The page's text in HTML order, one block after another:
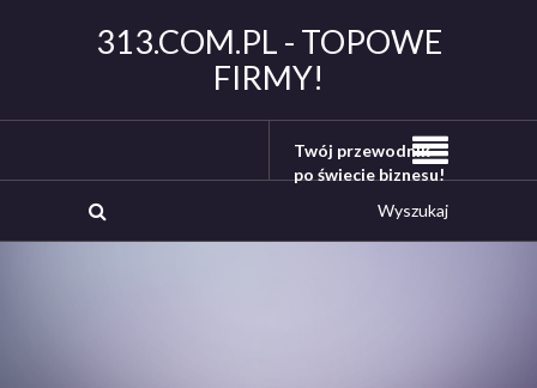
313.COM.PL - TOPOWE
FIRMY!
Twój przewodnik
po świecie biznesu!